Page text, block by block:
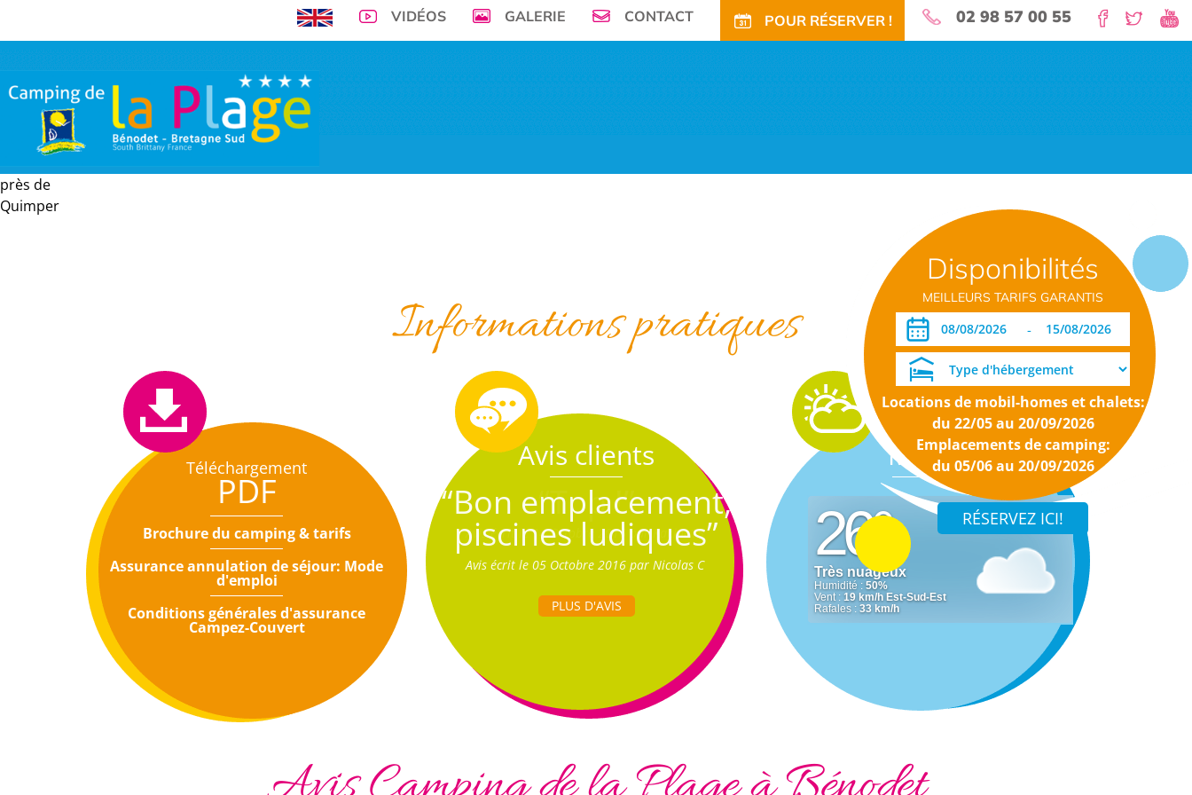
VIDÉOS GALERIE CONTACT POUR RÉSERVER ! 02 98 57 00 55
vous offre son petit paradis en pleine nature pour vos vacances!
TÉLÉCHARGEMENT PDF DATES OUVERTURE RÉSERVATION
Disponibilités
MEILLEURS TARIFS GARANTIS
-
Locations de mobil-homes et chalets:
du 22/05 au 20/09/2026
Emplacements de camping:
du 05/06 au 20/09/2026
près de
Quimper
Informations pratiques
Téléchargement
PDF
Brochure du camping & tarifs
Assurance annulation de séjour: Mode
d'emploi
Conditions générales d'assurance
Campez-Couvert
Avis clients
“Bon emplacement,
piscines ludiques”
Avis écrit le 05 Octobre 2016 par Nicolas C
PLUS D'AVIS
Météo